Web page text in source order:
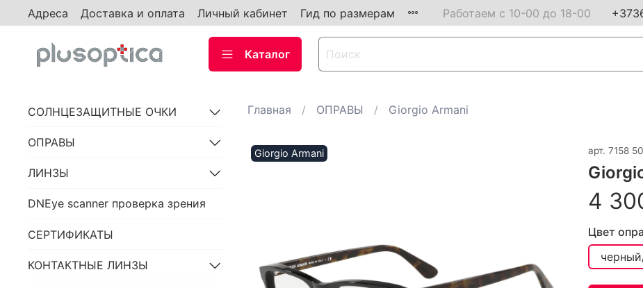
Адреса Доставка и оплата Личный кабинет Гид по размерам Работаем с 10-00 до 18-00
Каталог
Главная ОПРАВЫ Giorgio Armani
Giorgio Armani арт. 7158
4
Цвет
СОЛНЦЕЗАЩИТНЫЕ ОЧКИ
ОПРАВЫ
ЛИНЗЫ
DNEye scanner проверка зрения
СЕРТИФИКАТЫ
КОНТАКТНЫЕ ЛИНЗЫ